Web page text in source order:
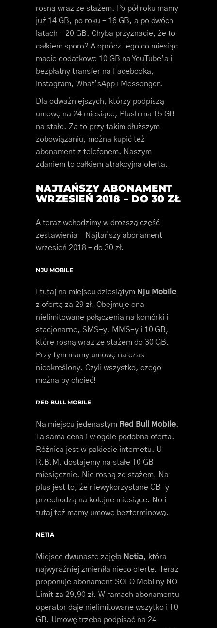
rosną wraz ze stażem. Po pół roku mamy
już 14 GB, po roku – 16 GB, a po dwóch
latach – 20 GB. Chyba przyznacie, że to
całkiem sporo? A oprócz tego co miesiąc
macie dodatkowe 10 GB na YouTube’a i
bezpłatny transfer na Facebooka,
Instagram, What’sApp i Messenger.
Dla odważniejszych, którzy podpiszą
umowę na 24 miesiące, Plush ma 15 GB
na stałe. Za to przy takim dłuższym
zobowiązaniu, można kupić też
abonament z telefonem. Naszym
zdaniem to całkiem atrakcyjna oferta.
NAJTAŃSZY ABONAMENT
WRZESIEŃ 2018 – DO 30 ZŁ
A teraz wchodzimy w droższą część
zestawienia – Najtańszy abonament
wrzesień 2018 – do 30 zł.
NJU MOBILE
I tutaj na miejscu dziesiątym Nju Mobile
z ofertą za 29 zł. Obejmuje ona
nielimitowane połączenia na komórki i
stacjonarne, SMS-y, MMS-y i 10 GB,
które rosną wraz ze stażem do 30 GB.
Przy tym mamy umowę na czas
nieokreślony. Czyli wszystko, czego
można by chcieć!
RED BULL MOBILE
Na miejscu jedenastym Red Bull Mobile.
Ta sama cena i w ogóle podobna oferta.
Różnica jest w pakiecie internetu. U
R.B.M. dostajemy na stałe 10 GB
miesięcznie. Nie rosną ze stażem. Na
plus jest to, że niewykorzystane GB-y
przechodzą na kolejne miesiące. No i
tutaj też mamy umowę bezterminową.
NETIA
Miejsce dwunaste zajęła Netia, która
najwyraźniej zmieniła nieco ofertę. Teraz
proponuje abonament SOLO Mobilny NO
Limit za 29,90 zł. W ramach abonamentu
operator daje nielimitowane wszytko i 10
GB. Umowę trzeba podpisać na 24